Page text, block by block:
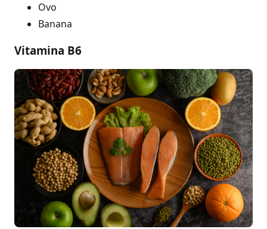
Ovo
Banana
Vitamina B6